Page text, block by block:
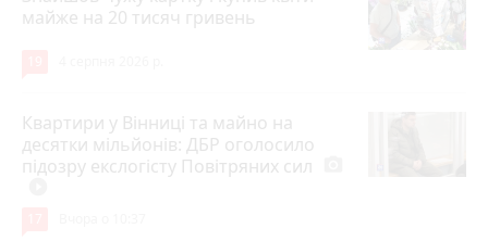
майже на 20 тисяч гривень
Квартири у Вінниці та майно на
десятки мільйонів: ДБР оголосило
підозру екслогісту Повітряних сил